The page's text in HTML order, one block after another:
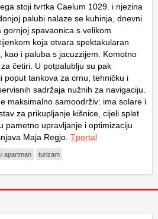
stoji tvrtka Caelum 1029. i njezina
palubi nalaze se kuhinja, dnevni
spavaonica s velikom
koja otvara spektakularan
kao i paluba s jacuzzijem. Komotno
četiri. U potpalublju su pak
poput tankova za crnu, tehničku i
sadržaja nužnih za navigaciju.
maksimalno samoodrživ: ima solare i
za prikupljanje kišnice, cijeli splet
pametno upravljanje i optimizaciju
Maja Regjo. Tportal
apartman turizam